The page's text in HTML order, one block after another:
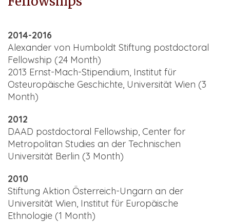
2014-2016
Alexander von Humboldt Stiftung postdoctoral
Fellowship (24 Month)
2013 Ernst-Mach-Stipendium, Institut für
Osteuropäische Geschichte, Universität Wien (3
Month)
2012
DAAD postdoctoral Fellowship, Center for
Metropolitan Studies an der Technischen
Universität Berlin (3 Month)
2010
Stiftung Aktion Österreich-Ungarn an der
Universität Wien, Institut für Europäische
Ethnologie (1 Month)